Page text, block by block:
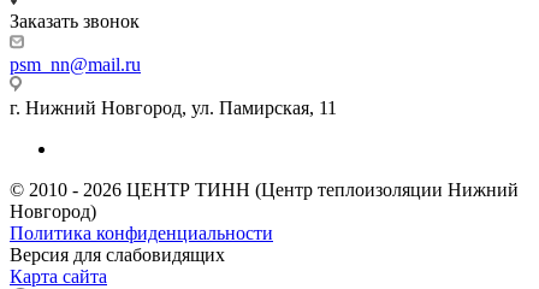
Заказать звонок
psm_nn@mail.ru
г. Нижний Новгород, ул. Памирская, 11
© 2010 - 2026 ЦЕНТР ТИНН (Центр теплоизоляции Нижний
Новгород)
Политика конфиденциальности
Версия для слабовидящих
Карта сайта